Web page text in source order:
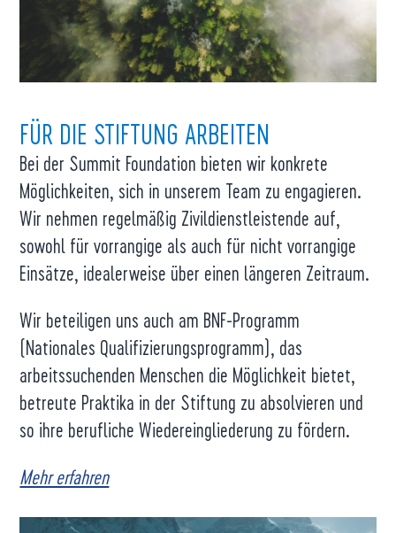
FÜR DIE STIFTUNG ARBEITEN
Bei der Summit Foundation bieten wir konkrete
Möglichkeiten, sich in unserem Team zu engagieren.
Wir nehmen regelmäßig Zivildienstleistende auf,
sowohl für vorrangige als auch für nicht vorrangige
Einsätze, idealerweise über einen längeren Zeitraum.
Wir beteiligen uns auch am BNF-Programm
(Nationales Qualifizierungsprogramm), das
arbeitssuchenden Menschen die Möglichkeit bietet,
betreute Praktika in der Stiftung zu absolvieren und
so ihre berufliche Wiedereingliederung zu fördern.
Mehr erfahren